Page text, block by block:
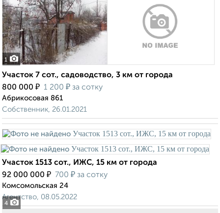
1
Участок 7 сот., садоводство, 3 км от города
800 000 ₽ 1 200 ₽ за сотку
Абрикосовая 861
Собственник, 26.01.2021
4
Участок 1513 сот., ИЖС, 15 км от города
92 000 000 ₽ 700 ₽ за сотку
Комсомольская 24
Агентство, 08.05.2022